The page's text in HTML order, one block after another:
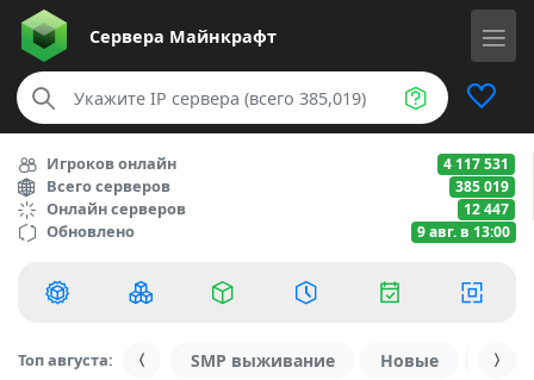
Сервера Майнкрафт
Игроков онлайн 4 117 531
Всего серверов 385 019
Онлайн серверов 12 447
Обновлено 9 авг. в 13:00
Топ августа: SMP выживание Новые С